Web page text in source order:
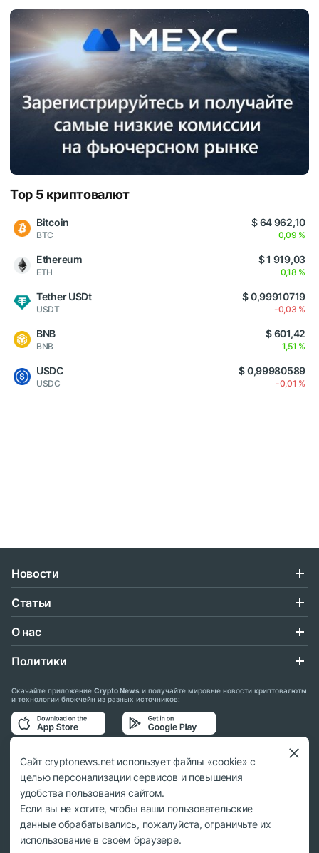
Top 5 криптовалют
Bitcoin
BTC
$ 64 962,10
0,09 %
Ethereum
ETH
$ 1 919,03
0,18 %
Tether USDt
USDT
$ 0,99910719
-0,03 %
BNB
BNB
$ 601,42
1,51 %
USDC
USDC
$ 0,99980589
-0,01 %
Новости
Статьи
О нас
Политики
Скачайте приложение Crypto News и получайте мировые новости криптовалюты
и технологии блокчейн из разных источников:
Подписывайтесь на нас в социальных сетях:
© 2018 - 2026 Crypto News. При использовании материалов ссылка на
cryptonews.net обязательна.
Сайт cryptonews.net использует файлы «cookie» с
целью персонализации сервисов и повышения
удобства пользования сайтом.
Если вы не хотите, чтобы ваши пользовательские
данные обрабатывались, пожалуйста, ограничьте их
использование в своём браузере.